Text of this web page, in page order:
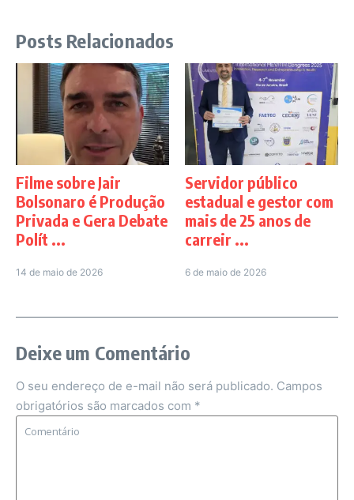
Posts Relacionados
Filme sobre Jair
Bolsonaro é Produção
Privada e Gera Debate
Polít ...
14 de maio de 2026
Servidor público
estadual e gestor com
mais de 25 anos de
carreir ...
6 de maio de 2026
Deixe um Comentário
O seu endereço de e-mail não será publicado. Campos
obrigatórios são marcados com *